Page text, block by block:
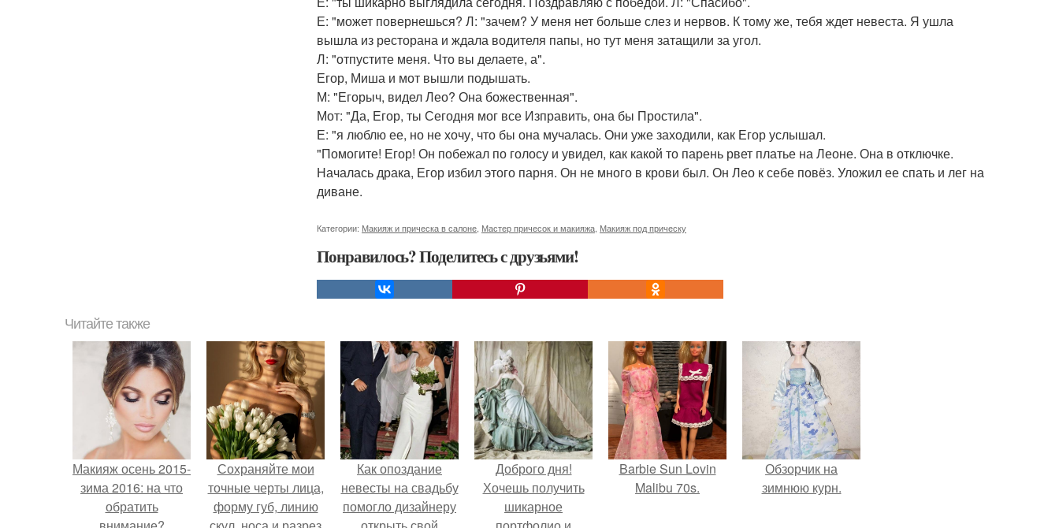
Е: "может повернешься? Л: "зачем? У меня нет больше слез и нервов. К тому же, тебя ждет невеста. Я ушла
вышла из ресторана и ждала водителя папы, но тут меня затащили за угол.
Л: "отпустите меня. Что вы делаете, а".
Егор, Миша и мот вышли подышать.
М: "Егорыч, видел Лео? Она божественная".
Мот: "Да, Егор, ты Сегодня мог все Изправить, она бы Простила".
Е: "я люблю ее, но не хочу, что бы она мучалась. Они уже заходили, как Егор услышал.
"Помогите! Егор! Он побежал по голосу и увидел, как какой то парень рвет платье на Леоне. Она в отключке.
Началась драка, Егор избил этого парня. Он не много в крови был. Он Лео к себе повёз. Уложил ее спать и лег на
диване.
Категории: Макияж и прическа в салоне Мастер причесок и макияжа Макияж под прическу
Понравилось? Поделитесь с друзьями!
Читайте также
Макияж осень 2015-
зима 2016: на что
обратить
Сохраняйте мои
точные черты лица,
форму губ, линию
Как опоздание
невесты на свадьбу
помогло дизайнеру
Доброго дня!
Хочешь получить
шикарное
Barbie Sun Lovin
Malibu 70s.
Обзорчик на
зимнюю курн.